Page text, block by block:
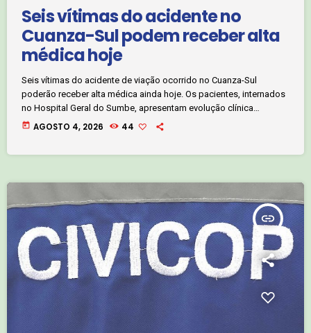
Seis vítimas do acidente no
Cuanza-Sul podem receber alta
médica hoje
Seis vítimas do acidente de viação ocorrido no Cuanza-Sul
poderão receber alta médica ainda hoje. Os pacientes, internados
no Hospital Geral do Sumbe, apresentam evolução clínica
satisfatória, segundo a Direção Clínica da unidade hospitalar.
today AGOSTO 4, 2026 44
insert_link